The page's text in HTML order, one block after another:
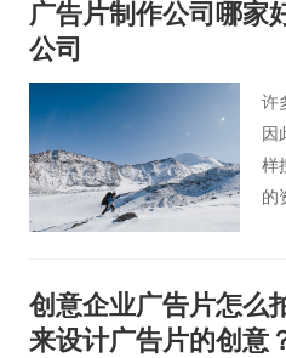
片
户
下
您
广告片制作公司哪家
公司
许
因
样
的
创意企业广告片怎么
来设计广告片的创意